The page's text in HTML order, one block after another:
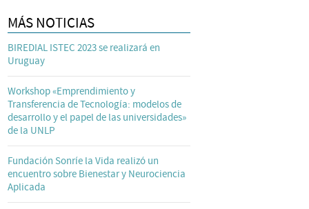
MÁS NOTICIAS
BIREDIAL ISTEC 2023 se realizará en
Uruguay
Workshop «Emprendimiento y
Transferencia de Tecnología: modelos de
desarrollo y el papel de las universidades»
de la UNLP
Fundación Sonríe la Vida realizó un
encuentro sobre Bienestar y Neurociencia
Aplicada